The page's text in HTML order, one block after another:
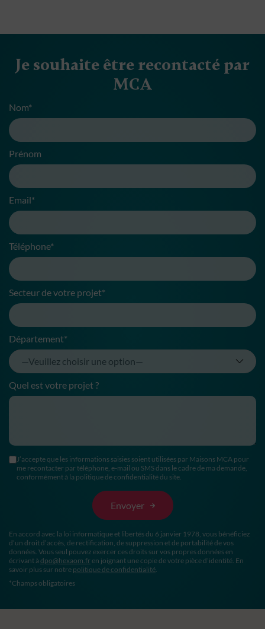
Je souhaite être recontacté par
MCA
Nom*
Prénom
Email*
Téléphone*
Secteur de votre projet*
Département*
Quel est votre projet ?
J’accepte que les informations saisies soient utilisées par Maisons MCA pour
me recontacter par téléphone, e-mail ou SMS dans le cadre de ma demande,
conformément à la politique de confidentialité du site.
En accord avec la loi informatique et libertés du 6 janvier 1978, vous bénéficiez
d’un droit d’accès, de rectification, de suppression et de portabilité de vos
données. Vous seul pouvez exercer ces droits sur vos propres données en
écrivant à dpo@hexaom.fr en joignant une copie de votre pièce d’identité. En
savoir plus sur notre politique de confidentialité.
*Champs obligatoires